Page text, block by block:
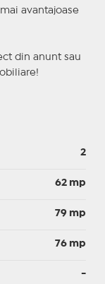
avantajoase
din anunt sau
2
62 mp
79 mp
76 mp
-